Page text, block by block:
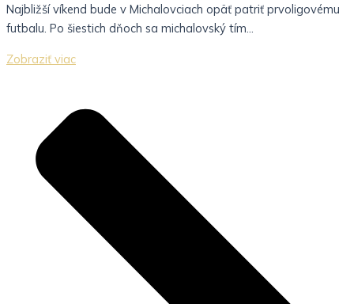
Najbližší víkend bude v Michalovciach opäť patriť prvoligovému
futbalu. Po šiestich dňoch sa michalovský tím...
Zobraziť viac